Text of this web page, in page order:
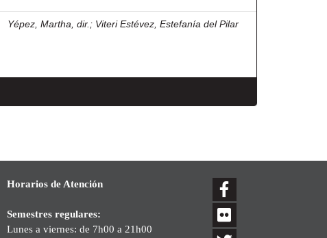
Yépez, Martha, dir. ; Viteri Estévez, Estefanía del Pilar
Horarios de Atención
Semestres regulares:
Lunes a viernes: de 7h00 a 21h00